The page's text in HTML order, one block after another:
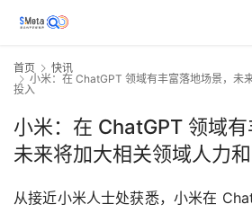
首页
快讯
小米：在 ChatGPT 领域有丰富落地场景，未
投入
小米：在 ChatGPT 领域有
未来将加大相关领域人力
从接近小米人士处获悉，小米在